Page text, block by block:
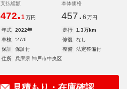
支払総額
472.1 万円
本体価格
457. 6 万円
年式 2022年 走行
1.3万km
車検
'27/6 修復
なし
保証
保証付 整備
法定整備付
住所
兵庫県 神戸市中央区